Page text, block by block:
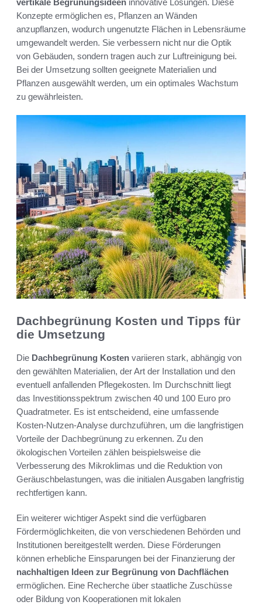
Konzepte ermöglichen es, Pflanzen an Wänden
anzupflanzen, wodurch ungenutzte Flächen in Lebensräume
umgewandelt werden. Sie verbessern nicht nur die Optik
von Gebäuden, sondern tragen auch zur Luftreinigung bei.
Bei der Umsetzung sollten geeignete Materialien und
Pflanzen ausgewählt werden, um ein optimales Wachstum
zu gewährleisten.
Dachbegrünung Kosten und Tipps für
die Umsetzung
Die Dachbegrünung Kosten variieren stark, abhängig von
den gewählten Materialien, der Art der Installation und den
eventuell anfallenden Pflegekosten. Im Durchschnitt liegt
das Investitionsspektrum zwischen 40 und 100 Euro pro
Quadratmeter. Es ist entscheidend, eine umfassende
Kosten-Nutzen-Analyse durchzuführen, um die langfristigen
Vorteile der Dachbegrünung zu erkennen. Zu den
ökologischen Vorteilen zählen beispielsweise die
Verbesserung des Mikroklimas und die Reduktion von
Geräuschbelastungen, was die initialen Ausgaben langfristig
rechtfertigen kann.
Ein weiterer wichtiger Aspekt sind die verfügbaren
Fördermöglichkeiten, die von verschiedenen Behörden und
Institutionen bereitgestellt werden. Diese Förderungen
können erhebliche Einsparungen bei der Finanzierung der
nachhaltigen Ideen zur Begrünung von Dachflächen
ermöglichen. Eine Recherche über staatliche Zuschüsse
oder Bildung von Kooperationen mit lokalen